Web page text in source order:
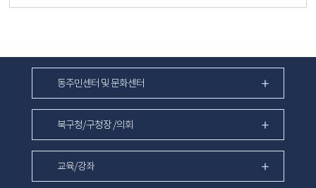
동주민센터 및 문화센터
북구청/구청장 /의회
교육/강좌